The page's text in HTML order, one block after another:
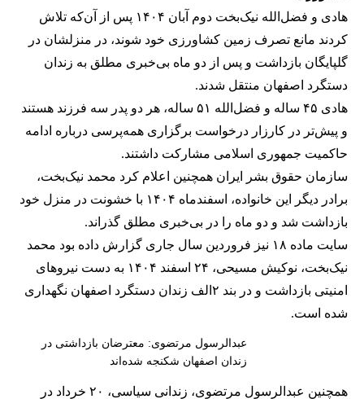
هادی و فضل‌الله نیک‌بخت دوم آبان ۱۴۰۴ پس از آن‌که تلاش
کردند مانع تصرف زمین کشاورزی خود شوند، در منزلشان در
گلپایگان بازداشت و پس از دو ماه بی‌خبری مطلق به زندان
دستگرد اصفهان منتقل شدند.
هادی ۴۵ ساله و فضل‌الله ۵۱ ساله، هر دو پدر سه فرزند هستند
و پیش‌تر در کارزار درخواست برگزاری همه‌پرسی درباره ادامه
حاکمیت جمهوری اسلامی مشارکت داشتند.
سازمان حقوق بشر ایران همچنین اعلام کرد محمد نیک‌بخت،
برادر دیگر این خانواده، اسفندماه ۱۴۰۴ با خشونت در منزل خود
بازداشت شد و دو ماه را در بی‌خبری مطلق گذراند.
سایت ماده ۱۸ نیز فروردین سال جاری گزارش داده بود محمد
نیک‌بخت، نوکیش مسیحی، ۲۴ اسفند ۱۴۰۴ به دست نیروهای
امنیتی بازداشت و در بند ۲الف زندان دستگرد اصفهان نگهداری
شده است.
عبدالرسول مرتضوی: معترضان بازداشتی در
زندان اصفهان شکنجه شده‌اند
همچنین عبدالرسول مرتضوی، زندانی سیاسی، ۲۰ خرداد در